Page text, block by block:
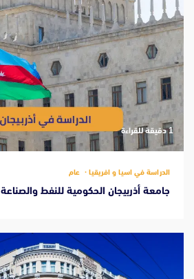
‫1 دقيقة للقراءة
الدراسة في اسيا و افريقيا عام
جامعة أذربيجان الحكومية للنفط والصناعة